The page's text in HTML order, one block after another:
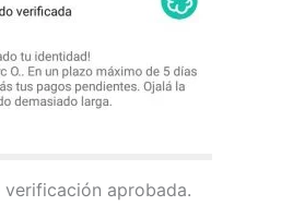
verificación aprobada.